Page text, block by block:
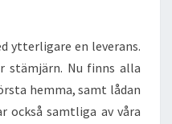
ytterligare en leverans.
stämjärn. Nu finns alla
hemma, samt lådan
också samtliga av våra